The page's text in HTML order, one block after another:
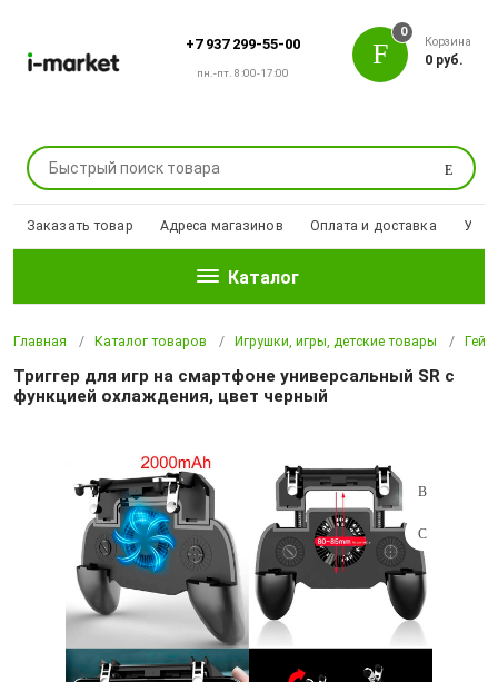
+7 937 299-55-00
пн.-пт. 8:00-17:00
Поиск
0
Корзина
0 руб.
Заказать товар Адреса магазинов Оплата и доставка
Каталог
Главная Каталог товаров Игрушки, игры, детские товары
Триггер для игр на смартфоне универсальный SR с
функцией охлаждения, цвет черный